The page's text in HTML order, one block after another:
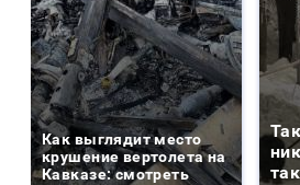
Как выглядит место
крушение вертолета на
Кавказе: смотреть